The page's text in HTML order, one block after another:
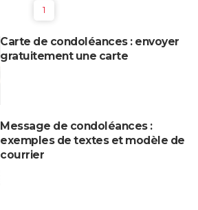
1
Carte de condoléances : envoyer
gratuitement une carte
Message de condoléances :
exemples de textes et modèle de
courrier